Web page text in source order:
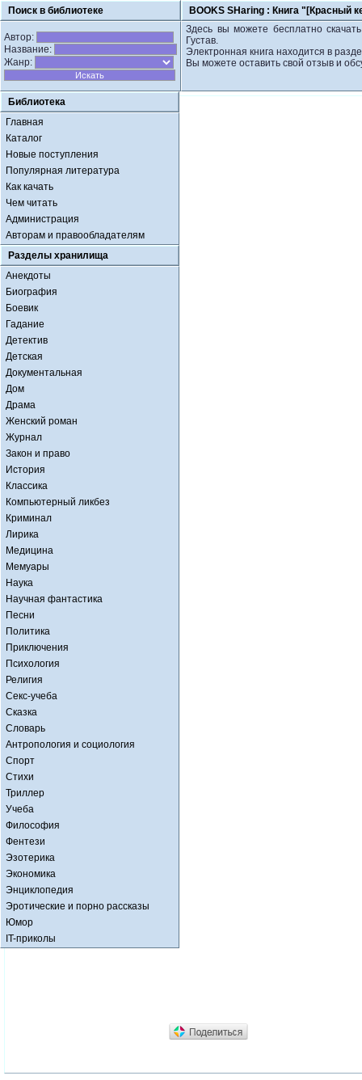
Поиск в библиотеке BOOKS SHaring : Книга "[Красный
Автор:
Название:
Жанр:
Здесь вы можете бесплатно
Густав.
Электронная книга находится в
Вы можете оставить свой отзыв и
Библиотека
Главная
Каталог
Новые поступления
Популярная литература
Как качать
Чем читать
Администрация
Авторам и правообладателям
Разделы хранилища
Анекдоты
Биография
Боевик
Гадание
Детектив
Детская
Документальная
Дом
Драма
Женский роман
Журнал
Закон и право
История
Классика
Компьютерный ликбез
Криминал
Лирика
Медицина
Мемуары
Наука
Научная фантастика
Песни
Политика
Приключения
Психология
Религия
Секс-учеба
Сказка
Словарь
Антропология и социология
Спорт
Стихи
Триллер
Учеба
Философия
Фентези
Эзотерика
Экономика
Энциклопедия
Эротические и порно рассказы
Юмор
IT-приколы